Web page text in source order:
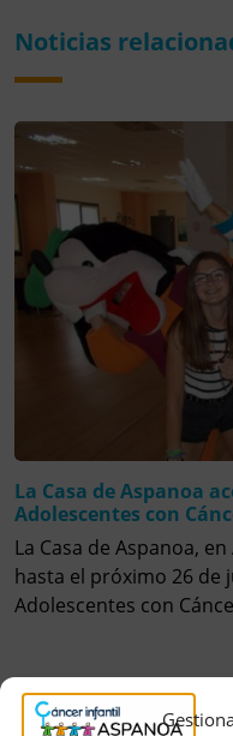
Noticias
La Casa de Aspanoa
Adolescentes con
La Casa de Aspanoa,
hasta el próximo 26 de
Adolescentes con